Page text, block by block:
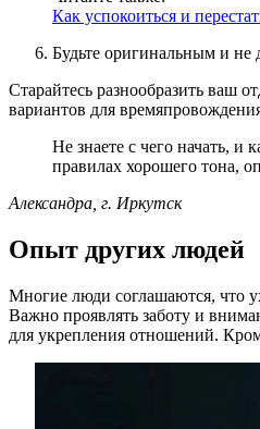
Как успокоиться и
Будьте оригинальным и не
Старайтесь разнообразить ваш
вариантов для
Не знаете с чего начать, и
правилах хорошего тона,
Александра, г. Иркутск
Опыт других людей
Многие люди соглашаются, что
Важно проявлять заботу и
для укрепления отношений.